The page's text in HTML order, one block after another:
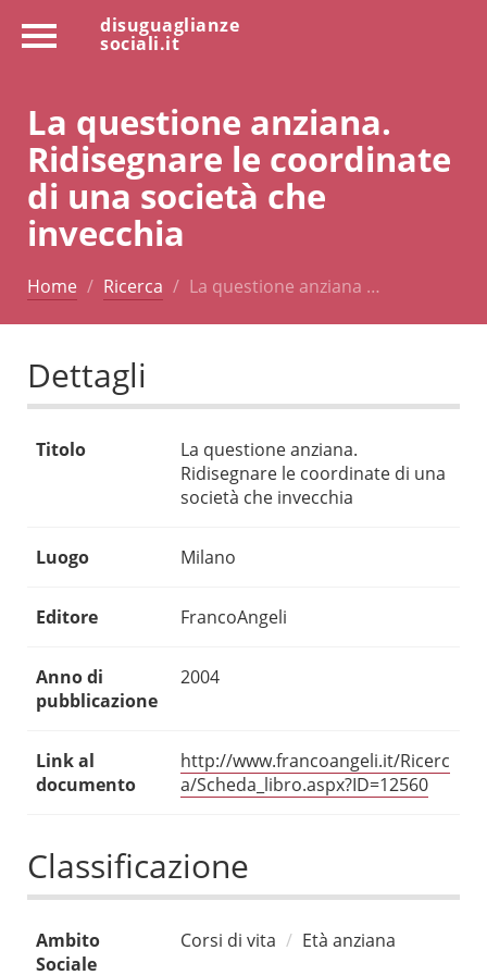
disuguaglianze
sociali.it
La questione anziana.
Ridisegnare le coordinate
di una società che
invecchia
Home Ricerca La questione anziana …
Dettagli
Titolo
La questione anziana.
Ridisegnare le coordinate di una
società che invecchia
Luogo Milano
Editore FrancoAngeli
Anno di
pubblicazione
2004
Link al
documento
http://www.francoangeli.it/Ricerc
a/Scheda_libro.aspx?ID=12560
Classificazione
Ambito
Sociale
Corsi di vita Età anziana